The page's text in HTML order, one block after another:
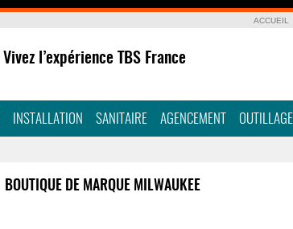
ACCUEIL
Vivez l’expérience TBS France
INSTALLATION SANITAIRE AGENCEMENT OUTILLAGE
BOUTIQUE DE MARQUE MILWAUKEE